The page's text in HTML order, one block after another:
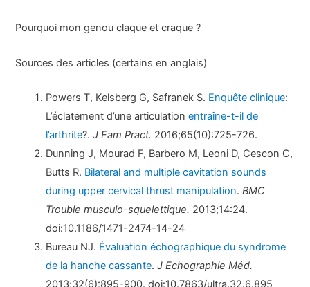
Pourquoi mon genou claque et craque ?
Sources des articles (certains en anglais)
Powers T, Kelsberg G, Safranek S. Enquête clinique:
L’éclatement d’une articulationentraîne-t-il de
l’arthrite?. J Fam Pract. 2016;65(10):725-726.
Dunning J, Mourad F, Barbero M, Leoni D, Cescon C,
Butts R. Bilateral and multiple cavitation sounds
during upper cervical thrust manipulation.BMC
Trouble musculo-squelettique. 2013;14:24.
doi:10.1186/1471-2474-14-24
Bureau NJ. Évaluation échographique du syndrome
de la hanche cassante.J Echographie Méd.
2013;32(6):895-900. doi:10.7863/ultra.32.6.895